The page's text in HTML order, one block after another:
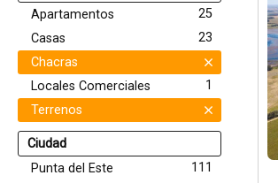
Apartamentos
25
Casas
23
Chacras
Locales Comerciales
1
Terrenos
Ciudad
Punta del Este
111